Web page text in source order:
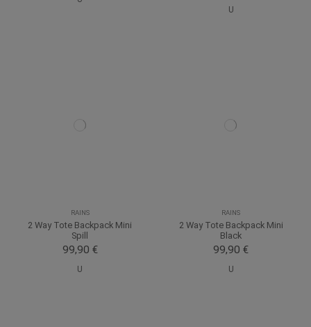
U
RAINS
2 Way Tote Backpack Mini
Spill
99,90 €
U
RAINS
2 Way Tote Backpack Mini
Black
99,90 €
U